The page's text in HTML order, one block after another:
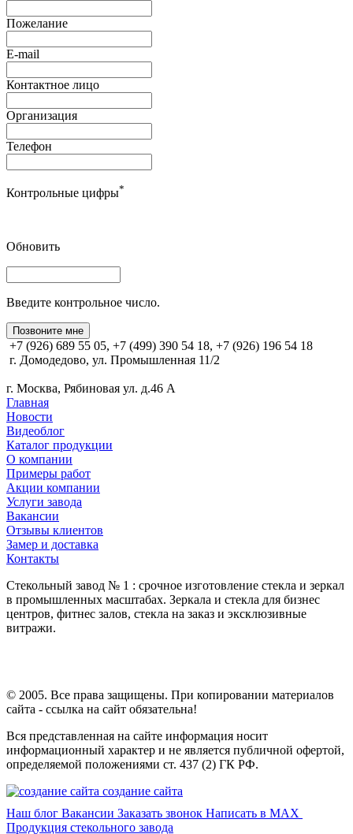
Пожелание
E-mail
Контактное лицо
Организация
Телефон
Контрольные цифры*
Обновить
Введите контрольное число.
Позвоните мне
+7 (926) 689 55 05, +7 (499) 390 54 18, +7 (926) 196 54 18
г. Домодедово, ул. Промышленная 11/2
г. Москва, Рябиновая ул. д.46 А
Главная
Новости
Видеоблог
Каталог продукции
О компании
Примеры работ
Акции компании
Услуги завода
Вакансии
Отзывы клиентов
Замер и доставка
Контакты
Стекольный завод № 1 : срочное изготовление стекла и зеркал
в промышленных масштабах. Зеркала и стекла для бизнес
центров, фитнес залов, стекла на заказ и эксклюзивные
витражи.
© 2005. Все права защищены. При копировании материалов
сайта - ссылка на сайт обязательна!
Вся представленная на сайте информация носит
информационный характер и не является публичной офертой,
определяемой положениями ст. 437 (2) ГК РФ.
создание сайта
Наш блог Вакансии Заказать звонок Написать в MAX
Продукция стекольного завода